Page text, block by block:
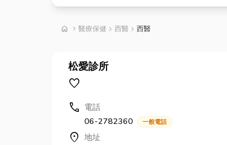
home chevron_right 首頁
醫療保健 chevron_right 西醫 chevron_right 西醫
松愛診所
favorite
call 電話
06-2782360
一般電話
location_on 地址